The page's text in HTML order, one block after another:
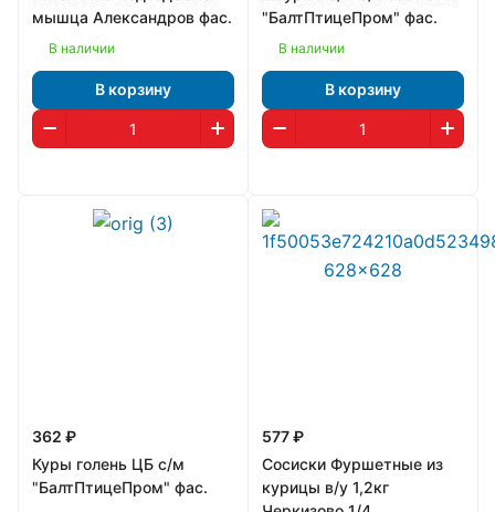
мышца Александров фас.
В наличии
В корзину
"БалтПтицеПром" фас.
В наличии
В корзину
362 ₽
Куры голень ЦБ с/м
"БалтПтицеПром" фас.
577 ₽
Сосиски Фуршетные из
курицы в/у 1,2кг